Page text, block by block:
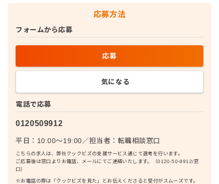
応募方法
電話で応募
0120509912
平日：10:00〜19:00／担当者： 転職相談窓口
こちらの求人は、弊社クックビズの支援サービス通じて選考を行います。
ご応募後は窓口よりお電話、メールにてご連絡いたします。（0120-50-9912/窓
口）
※お電話の際は「クックビズを見た」とお伝えくださると受付がスムーズです。
フォームから応募
応募
気になる